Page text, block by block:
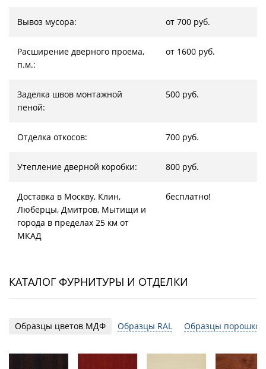
Вывоз мусора: от 700 руб.
Расширение дверного проема,
п.м.:
от 1600 руб.
Заделка швов монтажной
пеной:
500 руб.
Отделка откосов: 700 руб.
Утепление дверной коробки: 800 руб.
Доставка в Москву, Клин,
Люберцы, Дмитров, Мытищи и
города в пределах 25 км от
МКАД
бесплатно!
КАТАЛОГ ФУРНИТУРЫ И ОТДЕЛКИ
Образцы цветов МДФ Образцы RAL Образцы